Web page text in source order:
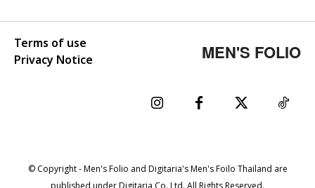
Terms of use
Privacy Notice
MEN'S FOLIO
© Copyright - Men's Folio and Digitaria's Men's Foilo Thailand are
published under Digitaria Co. Ltd. All Rights Reserved.